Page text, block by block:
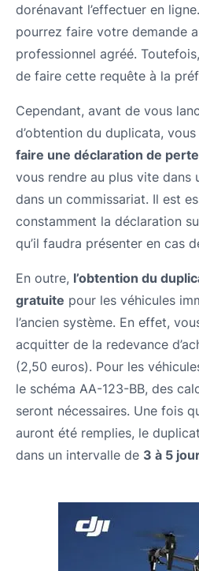
dorénavant l’effectuer en
pourrez faire votre demande
professionnel agréé.
de faire cette requête à la
Cependant, avant de vous
d’obtention du duplicata,
faire une déclaration de
vous rendre au plus vite dans
dans un commissariat. Il est
constamment la déclaration
qu’il faudra présenter en cas
En outre, l’obtention du
gratuite pour les véhicules
l’ancien système. En effet,
acquitter de la redevance
(2,50 euros). Pour les
le schéma AA-123-BB, des
seront nécessaires. Une fois
auront été remplies, le
dans un intervalle de 3 à 5